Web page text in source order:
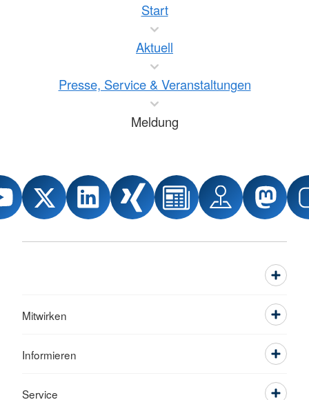
Start
Aktuell
Presse, Service & Veranstaltungen
Meldung
Mitwirken
Informieren
Service